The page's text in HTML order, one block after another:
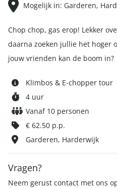
Mogelijk in: Garderen,
Chop chop, gas erop! Lekker
daarna zoeken jullie het hoger
jouw vrienden kan de boom in?
Klimbos & E-chopper tour
4 uur
Vanaf 10 personen
€ 62.50 p.p.
Garderen, Harderwijk
Vragen?
Neem gerust contact met ons